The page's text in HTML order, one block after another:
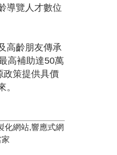
導覽人才數位
高齡朋友傳承
高補助達50萬
政策提供具價
化網站,響應式網